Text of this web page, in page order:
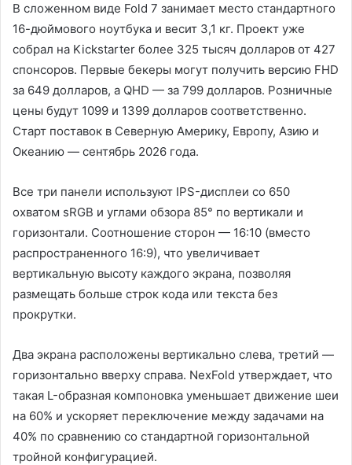
В сложенном виде Fold 7 занимает место стандартного
16-дюймового ноутбука и весит 3,1 кг. Проект уже
собрал на Kickstarter более 325 тысяч долларов от 427
спонсоров. Первые бекеры могут получить версию FHD
за 649 долларов, а QHD — за 799 долларов. Розничные
цены будут 1099 и 1399 долларов соответственно.
Старт поставок в Северную Америку, Европу, Азию и
Океанию — сентябрь 2026 года.
Все три панели используют IPS-дисплеи со 650
охватом sRGB и углами обзора 85° по вертикали и
горизонтали. Соотношение сторон — 16:10 (вместо
распространенного 16:9), что увеличивает
вертикальную высоту каждого экрана, позволяя
размещать больше строк кода или текста без
прокрутки.
Два экрана расположены вертикально слева, третий —
горизонтально вверху справа. NexFold утверждает, что
такая L-образная компоновка уменьшает движение шеи
на 60% и ускоряет переключение между задачами на
40% по сравнению со стандартной горизонтальной
тройной конфигурацией.